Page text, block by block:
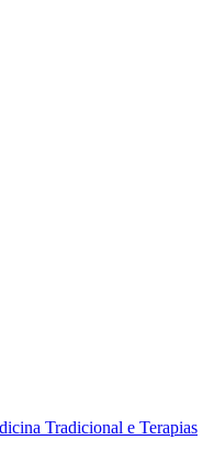
Tradicional e Terapias